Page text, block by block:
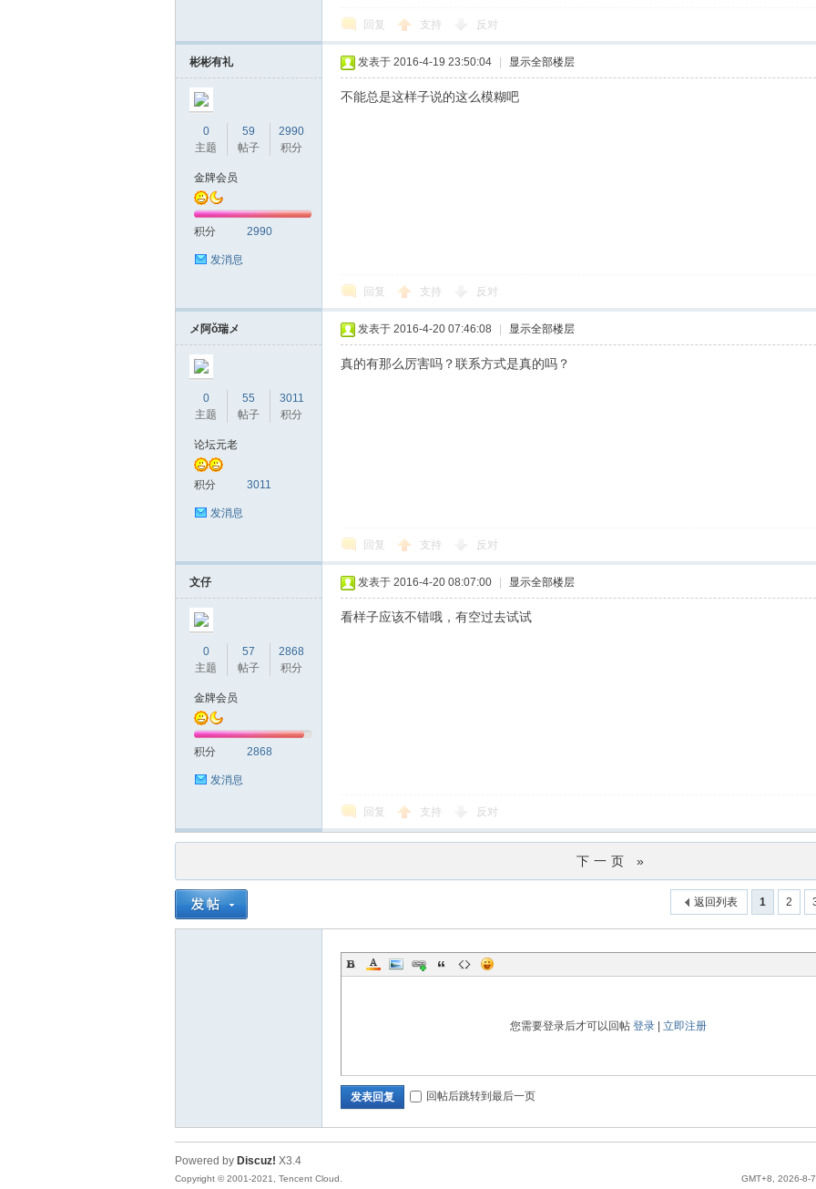
条
品
回复 支持 反对
彬彬有礼
0
主题
59
帖子
2990
积分
金牌会员
积分 2990
发消息
发表于 2016-4-19 23:50:04 显示全部楼层
不能总是这样子说的这么模糊吧
回复 支持 反对
メ阿ǒ瑞メ
0
主题
55
帖子
3011
积分
论坛元老
积分 3011
发消息
发表于 2016-4-20 07:46:08 显示全部楼层
真的有那么厉害吗？联系方式是真的吗？
回复 支持 反对
文仔
0
主题
57
帖子
2868
积分
金牌会员
积分 2868
发消息
发表于 2016-4-20 08:07:00 显示全部楼层
看样子应该不错哦，有空过去试试
回复 支持 反对
下一页 »
1 2
返回列表
您需要登录后才可以回帖 登录| 立即注册
发表回复 回帖后跳转到最后一页
GMT+8, 2026-8-
Powered by Discuz! X3.4
Copyright © 2001-2021, Tencent Cloud.